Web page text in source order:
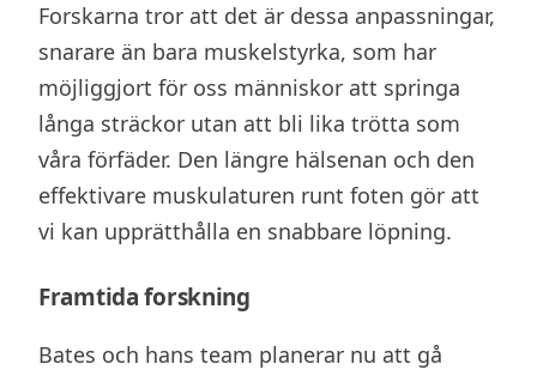
Forskarna tror att det är dessa anpassningar,
snarare än bara muskelstyrka, som har
möjliggjort för oss människor att springa
långa sträckor utan att bli lika trötta som
våra förfäder. Den längre hälsenan och den
effektivare muskulaturen runt foten gör att
vi kan upprätthålla en snabbare löpning.
Framtida forskning
Bates och hans team planerar nu att gå